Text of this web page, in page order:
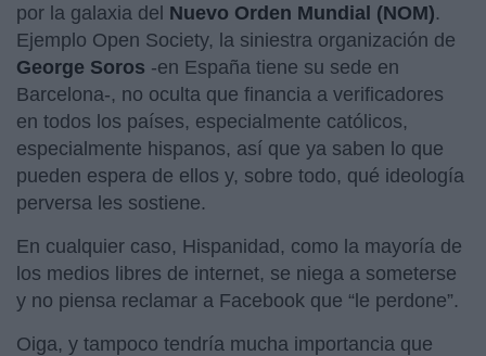
por la galaxia del Nuevo Orden Mundial (NOM).
Ejemplo Open Society, la siniestra organización de
George Soros -en España tiene su sede en
Barcelona-, no oculta que financia a verificadores
en todos los países, especialmente católicos,
especialmente hispanos, así que ya saben lo que
pueden espera de ellos y, sobre todo, qué ideología
perversa les sostiene.
En cualquier caso, Hispanidad, como la mayoría de
los medios libres de internet, se niega a someterse
y no piensa reclamar a Facebook que “le perdone”.
Oiga, y tampoco tendría mucha importancia que